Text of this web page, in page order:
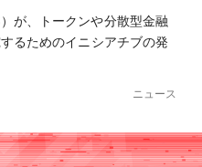
が、トークンや分散型金融
るためのイニシアチブの発
ニュース